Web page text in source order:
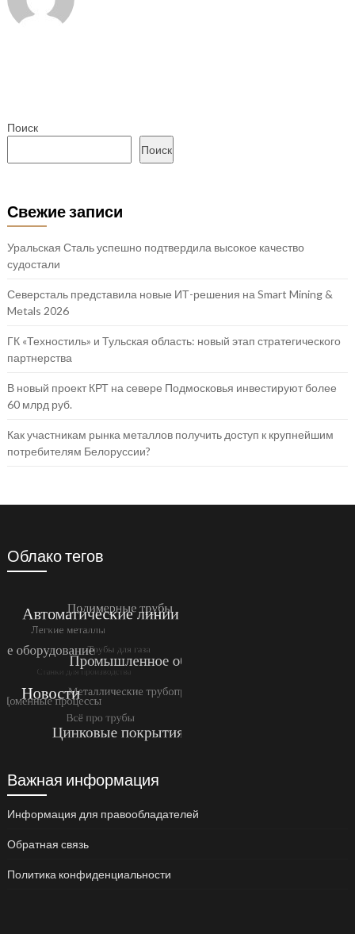
Поиск
Поиск
Свежие записи
Уральская Сталь успешно подтвердила высокое качество
судостали
Северсталь представила новые ИТ-решения на Smart Mining &
Metals 2026
ГК «Техностиль» и Тульская область: новый этап стратегического
партнерства
В новый проект КРТ на севере Подмосковья инвестируют более
60 млрд руб.
Как участникам рынка металлов получить доступ к крупнейшим
потребителям Белоруссии?
Облако тегов
Важная информация
Информация для правообладателей
Обратная связь
Политика конфиденциальности